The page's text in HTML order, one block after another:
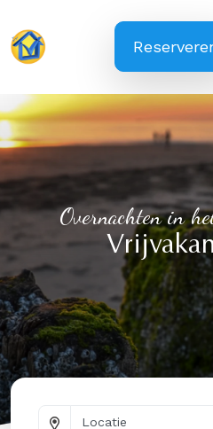
Overnachten in
Locatie